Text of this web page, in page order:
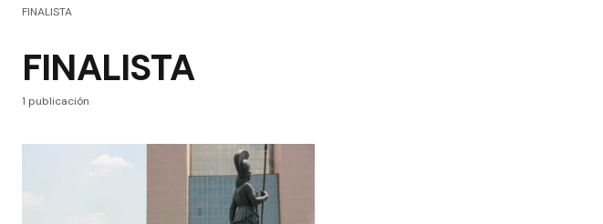
FINALISTA
FINALISTA
1 publicación